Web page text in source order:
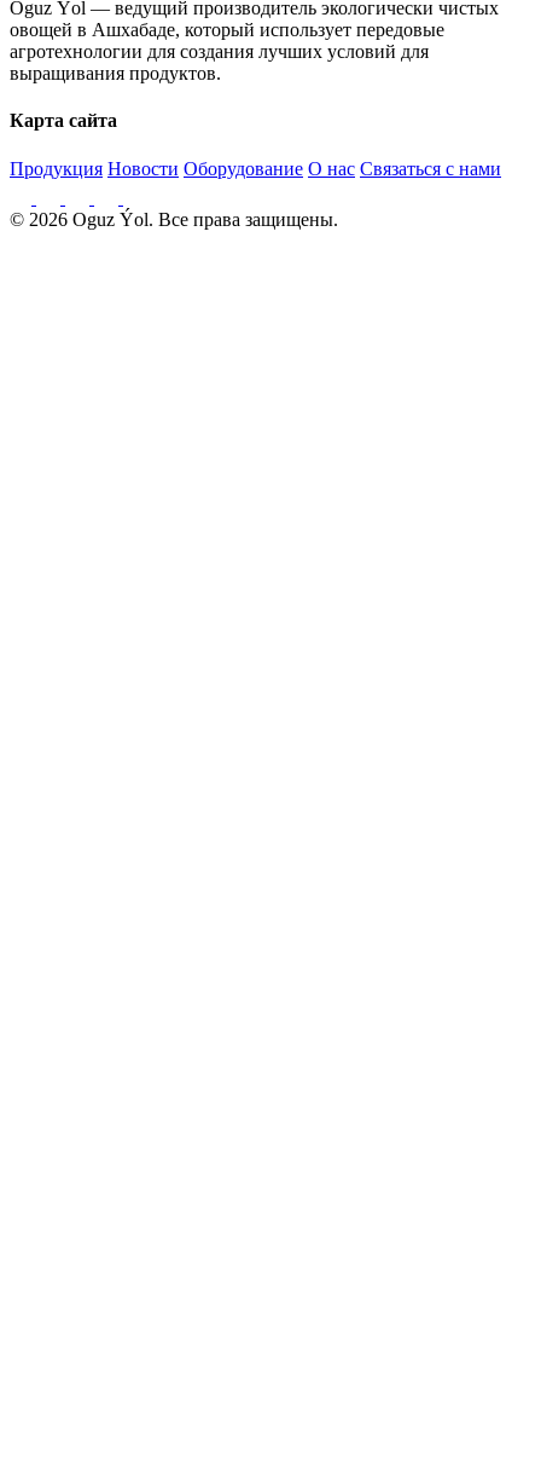
Oguz Ýol — ведущий производитель экологически чистых
овощей в Ашхабаде, который использует передовые
агротехнологии для создания лучших условий для
выращивания продуктов.
Карта сайта
Продукция Новости Оборудование О нас Связаться с нами
© 2026 Oguz Ýol. Все права защищены.